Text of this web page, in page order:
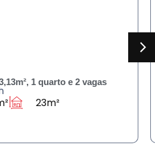
compra 230m² , 3 quartos e 3
Rodolfo Pirani
3 125m²